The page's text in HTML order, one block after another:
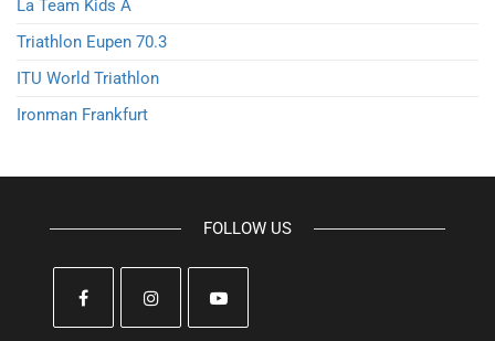
La Team Kids A
Triathlon Eupen 70.3
ITU World Triathlon
Ironman Frankfurt
FOLLOW US